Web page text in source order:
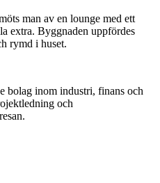
man av en lounge med ett
extra. Byggnaden uppfördes
rymd i huset.
bolag inom industri, finans och
och